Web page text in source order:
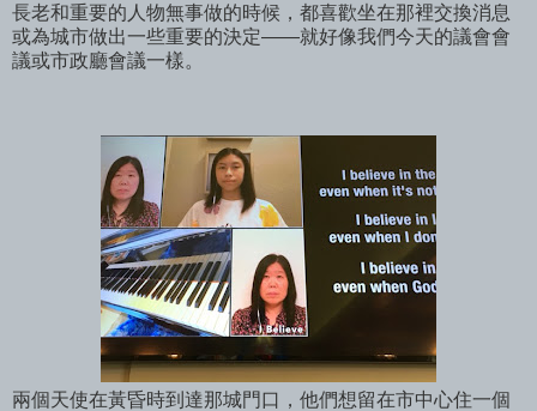
長老和重要的人物無事做的時候，都喜歡坐在那裡交換消息
或為城市做出一些重要的決定——就好像我們今天的議會會
議或市政廳會議一樣。
兩個天使在黃昏時到達那城門口，他們想留在市中心住一個